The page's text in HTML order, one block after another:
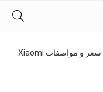
سعر و مواصفات Xiaomi